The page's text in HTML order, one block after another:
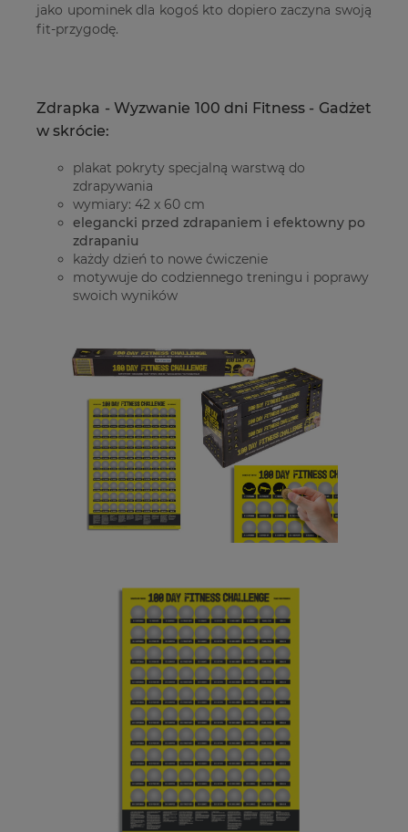
jako upominek dla kogoś kto dopiero zaczyna swoją
fit-przygodę.
Zdrapka - Wyzwanie 100 dni Fitness - Gadżet
w skrócie:
plakat pokryty specjalną warstwą do
zdrapywania
wymiary: 42 x 60 cm
elegancki przed zdrapaniem i efektowny po
zdrapaniu
każdy dzień to nowe ćwiczenie
motywuje do codziennego treningu i poprawy
swoich wyników